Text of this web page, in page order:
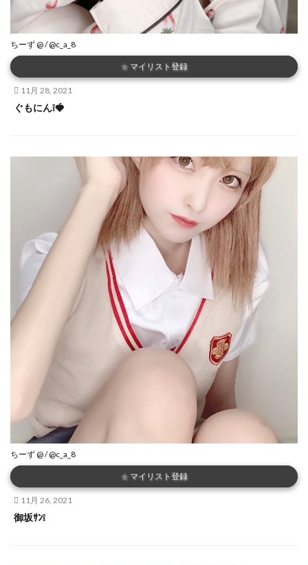
ちーず @ / @c_a_8
★ マイリスト登録
11月 28, 2021
ぐもにん❕🍓
ちーず @ / @c_a_8
★ マイリスト登録
11月 26, 2021
御坂ｻﾝ❕